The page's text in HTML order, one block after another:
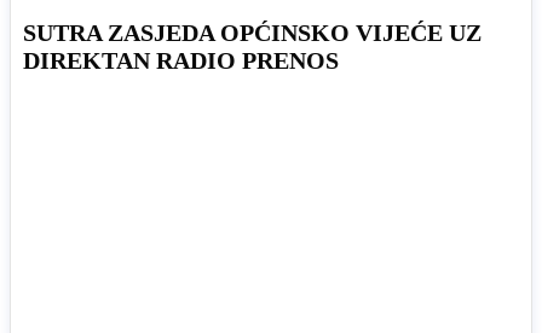
SUTRA ZASJEDA OPĆINSKO VIJEĆE UZ
DIREKTAN RADIO PRENOS